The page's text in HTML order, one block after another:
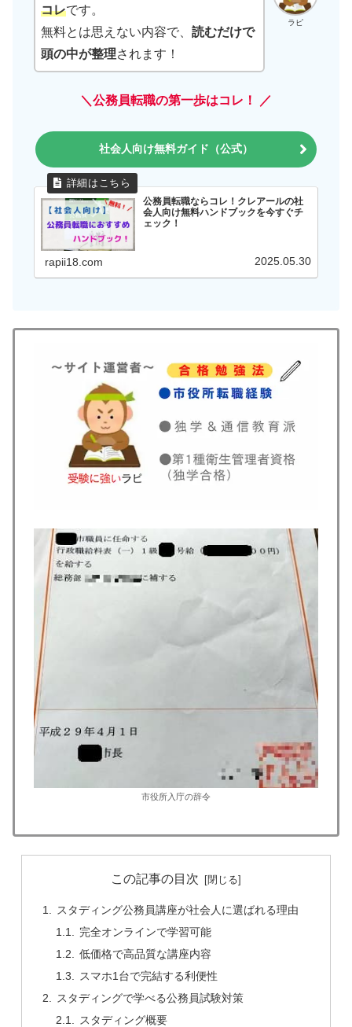
ラピ
コレです。
無料とは思えない内容で、 読むだけで
頭の中が整理されます！
＼公務員転職の第一歩はコレ！ ／
社会人向け無料ガイド（公式）
公務員転職ならコレ！クレアールの社
会人向け無料ハンドブックを今すぐチ
ェック！
rapii18.com 2025.05.30
市役所入庁の辞令
この記事の目次
スタディング公務員講座が社会人に選ばれる理由
完全オンラインで学習可能
低価格で高品質な講座内容
スマホ1台で完結する利便性
スタディングで学べる公務員試験対策
スタディング概要